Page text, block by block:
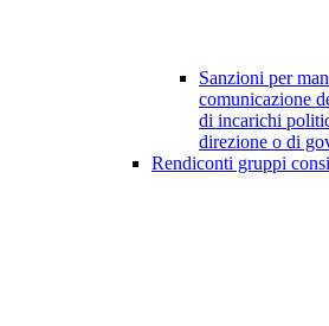
Sanzioni per
comunicazione
di incarichi
direzione o di
Rendiconti gruppi